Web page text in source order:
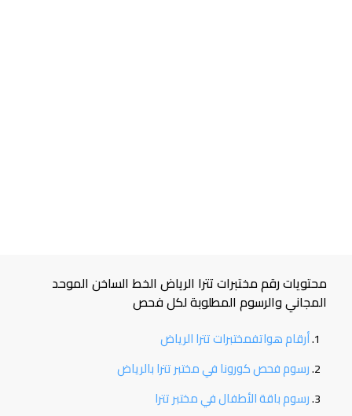
محتويات رقم مختبرات تترا الرياض الخط الساخن الموحد
المجاني والرسوم المطلوبة لكل فحص
أرقام هواتفمختبرات تترا الرياض
رسوم فحص كورونا في مختبر تترا بالرياض
رسوم باقة الأطفال في مختبر تترا